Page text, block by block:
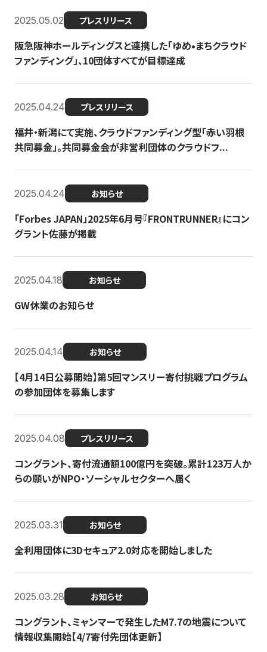
2025.05.02 プレスリリース
阪急阪神ホールディングスと連携した「ゆめ•まちクラウド
ファンディング」、10団体すべてが目標達成
2025.04.24 プレスリリース
福井・新潟にて実施、クラウドファンディング型「赤い羽根
共同募金」。共同募金会が非営利団体のクラウドフ...
2025.04.24 お知らせ
「Forbes JAPAN」2025年6月号『FRONTRUNNER』にコン
グラント佐藤が掲載
2025.04.18 お知らせ
GW休業のお知らせ
2025.04.14 お知らせ
【4月14日公募開始】第5回マンスリー寄付挑戦プログラム
の参加団体を募集します
2025.04.08 プレスリリース
コングラント、寄付流通額100億円を突破。累計123万人か
らの願いがNPO・ソーシャルセクターへ届く
2025.03.31 お知らせ
全利用団体に3Dセキュア2.0対応を開始しました
2025.03.28 お知らせ
コングラント、ミャンマーで発生したM7.7の地震について
情報収集開始【4/7寄付先団体更新】